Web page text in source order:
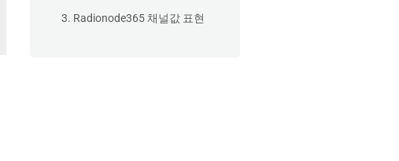
3. Radionode365 채널값 표현